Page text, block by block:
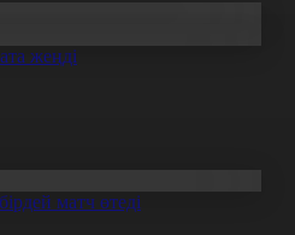
жеңді
матч өтеді